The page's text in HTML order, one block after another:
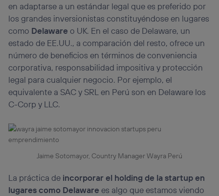
en adaptarse a un estándar legal que es preferido por
los grandes inversionistas constituyéndose en lugares
como Delaware o UK. En el caso de Delaware, un
estado de EE.UU., a comparación del resto, ofrece un
número de beneficios en términos de conveniencia
corporativa, responsabilidad impositiva y protección
legal para cualquier negocio. Por ejemplo, el
equivalente a SAC y SRL en Perú son en Delaware los
C-Corp y LLC.
Jaime Sotomayor, Country Manager Wayra Perú
La práctica de incorporar el holding de la startup en
lugares como Delaware es algo que estamos viendo